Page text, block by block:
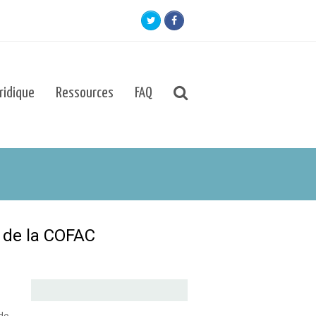
TwitterFacebook
Ressources FAQ
la COFAC